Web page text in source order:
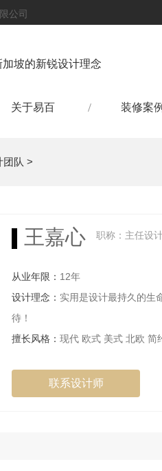
公司
加坡的新锐设计理念
关于易百 装修案
团队 >
王嘉心 职称：主任设
从业年限： 12年
设计理念： 实用是设计最持久的生
待！
擅长风格： 现代 欧式 美式 北欧 简
联系设计师